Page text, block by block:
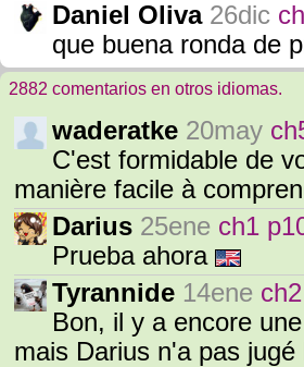
Daniel Oliva 26dic
que buena ronda de
2882 comentarios en otros idiomas.
waderatke 20may
C'est formidable de
manière facile à
Darius 25ene ch1
Prueba ahora
Tyrannide 14ene
Bon, il y a encore
mais Darius n'a pas